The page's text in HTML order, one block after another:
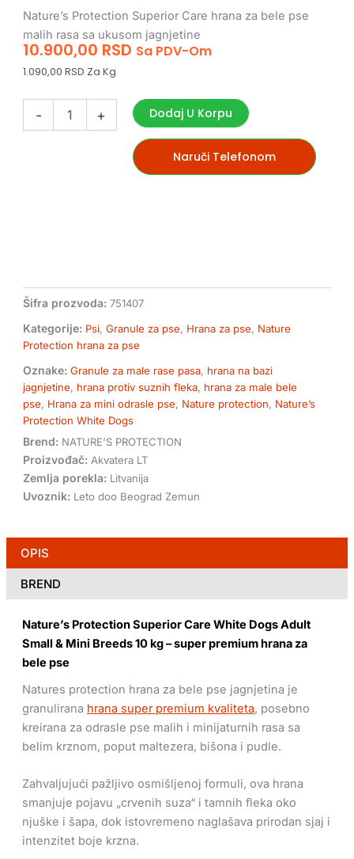
Nature’s Protection Superior Care hrana za bele pse
malih rasa sa ukusom jagnjetine
10.900,00 RSD Sa PDV-Om
1.090,00 RSD Za Kg
-
–
super
premium
hrana
bele
pse
količina
+ Dodaj U Korpu
Naruči Telefonom
Šifra prozvoda:751407
Kategorije: Psi,Granule za pse, Hrana za pse, Nature
Protection hrana za pse
Oznake: Granule za male rase pasa, hrana na bazi
jagnjetine, hrana protiv suznih fleka, hrana za male bele
pse, Hrana za mini odrasle pse, Nature protection, Nature’s
Protection White Dogs
Brend: NATURE'S PROTECTION
Proizvođač: Akvatera LT
Zemlja porekla: Litvanija
Uvoznik: Leto doo Beograd Zemun
OPIS
BREND
Nature’s Protection Superior Care White Dogs Adult
Small & Mini Breeds 10 kg – super premium hrana za
bele pse
Natures protection hrana za bele pse jagnjetina je
granulirana hrana super premium kvaliteta, posebno
kreirana za odrasle pse malih i minijaturnih rasa sa
belim krznom, poput maltezera, bišona i pudle.
Zahvaljujući pažljivo osmišljenoj formuli, ova hrana
smanjuje pojavu „crvenih suza“ i tamnih fleka oko
njuške i šapa, dok istovremeno naglašava prirodan sjaj i
intenzitet boje krzna.